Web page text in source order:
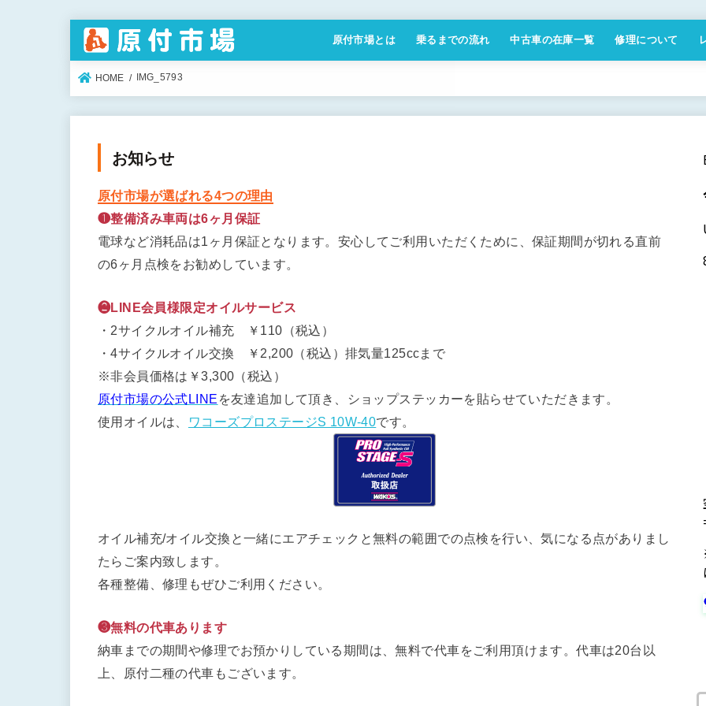
原付市場とは 乗るまでの流れ 中古車の在庫一覧 修理について
HOME IMG_5793
お知らせ
原付市場が選ばれる4つの理由
❶整備済み車両は6ヶ月保証
電球など消耗品は1ヶ月保証となります。安心してご利用いただくために、保証期間が切れる直前
の6ヶ月点検をお勧めしています。
❷LINE会員様限定オイルサービス
・2サイクルオイル補充 ￥110（税込）
・4サイクルオイル交換 ￥2,200（税込）排気量125ccまで
※非会員価格は￥3,300（税込）
原付市場の公式LINE を友達追加して頂き、ショップステッカーを貼らせていただきます。
使用オイルは、
ワコーズプロステージS 10W-40です。
オイル補充/オイル交換と一緒にエアチェックと無料の範囲での点検を行い、気になる点がありまし
たらご案内致します。
各種整備、修理もぜひご利用ください。
❸無料の代車あります
納車までの期間や修理でお預かりしている期間は、無料で代車をご利用頂けます。代車は20台以
上、原付二種の代車もございます。